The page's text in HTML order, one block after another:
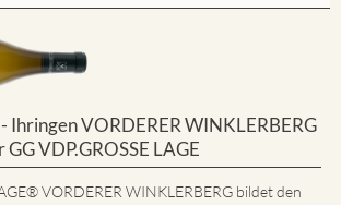
Ihringen VORDERER WINKLERBERG
VDP.GROSSE LAGE
VORDERER WINKLERBERG bildet den